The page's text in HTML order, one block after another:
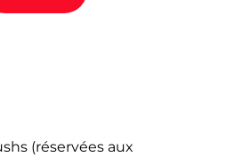
(réservées aux